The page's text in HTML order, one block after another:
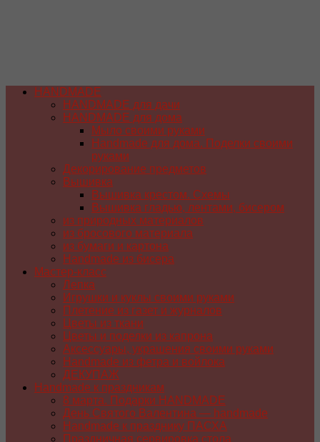
HANDMADE
HANDMADE для дачи
HANDMADE для дома
Мыло своими руками
Handmade для дома. Поделки своими
руками
Декорирование предметов
Вышивка
Вышивка крестом. Схемы
Вышивка гладью, лентами, бисером
из природных материалов
из бросового материала
из бумаги и картона
Handmade из бисера
Мастер-класс
Лепка
Игрушки и куклы своими руками
Плетение из газет и журналов
Цветы из ткани
Цветы и поделки из капрона
Аксессуары, украшения своими руками
Handmade из фетра и войлока
ДЕКУПАЖ
Handmade к праздникам
8 марта. Подарки HANDMADE
День Святого Валентина — handmade
Handmade к празднику ПАСХA
Праздничная сервировка стола